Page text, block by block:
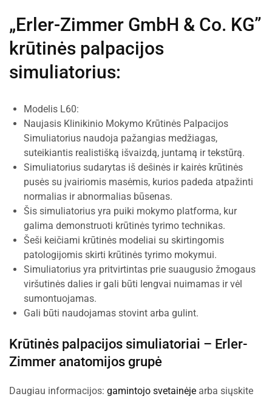
„Erler-Zimmer GmbH & Co. KG”
krūtinės palpacijos
simuliatorius:
Modelis L60:
Naujasis Klinikinio Mokymo Krūtinės Palpacijos
Simuliatorius naudoja pažangias medžiagas,
suteikiantis realistišką išvaizdą, juntamą ir tekstūrą.
Simuliatorius sudarytas iš dešinės ir kairės krūtinės
pusės su įvairiomis masėmis, kurios padeda atpažinti
normalias ir abnormalias būsenas.
Šis simuliatorius yra puiki mokymo platforma, kur
galima demonstruoti krūtinės tyrimo technikas.
Šeši keičiami krūtinės modeliai su skirtingomis
patologijomis skirti krūtinės tyrimo mokymui.
Simuliatorius yra pritvirtintas prie suaugusio žmogaus
viršutinės dalies ir gali būti lengvai nuimamas ir vėl
sumontuojamas.
Gali būti naudojamas stovint arba gulint.
Krūtinės palpacijos simuliatoriai – Erler-
Zimmer anatomijos grupė
Daugiau informacijos: gamintojo svetainėje arba siųskite